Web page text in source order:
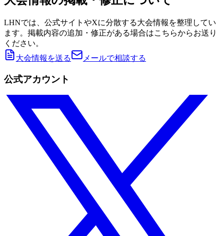
LHNでは、公式サイトやXに分散する大会情報を整理してい
ます。掲載内容の追加・修正がある場合はこちらからお送り
ください。
大会情報を送る
メールで相談する
公式アカウント